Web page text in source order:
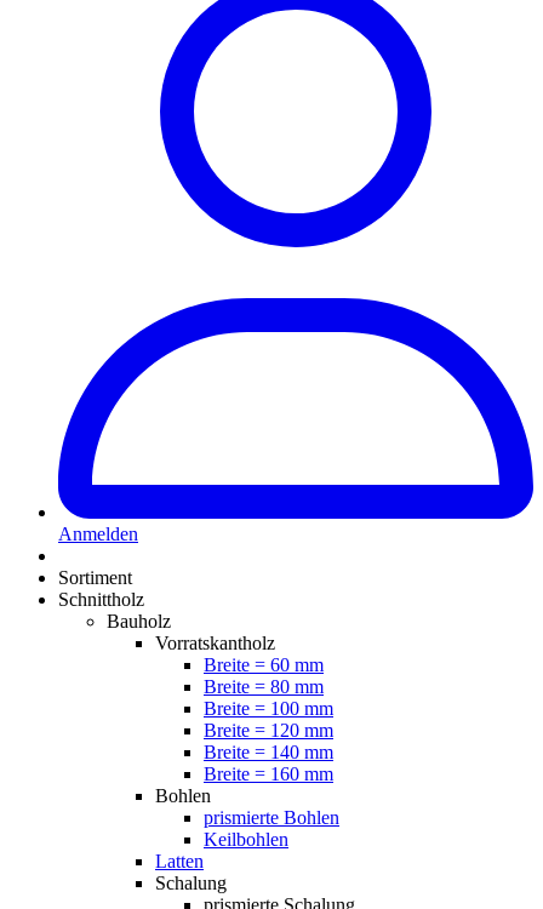
Anmelden
Sortiment
Schnittholz
Bauholz
Vorratskantholz
Breite = 60 mm
Breite = 80 mm
Breite = 100 mm
Breite = 120 mm
Breite = 140 mm
Breite = 160 mm
Bohlen
prismierte Bohlen
Keilbohlen
Latten
Schalung
prismierte Schalung